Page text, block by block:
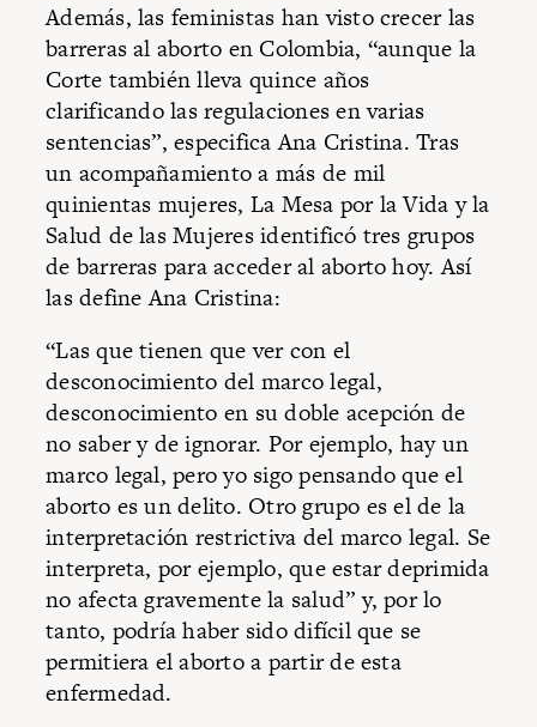
Además, las feministas han visto crecer las
barreras al aborto en Colombia, “aunque la
Corte también lleva quince años
clarificando las regulaciones en varias
sentencias”, especifica Ana Cristina. Tras
un acompañamiento a más de mil
quinientas mujeres, La Mesa por la Vida y la
Salud de las Mujeres identificó tres grupos
de barreras para acceder al aborto hoy. Así
las define Ana Cristina:
“Las que tienen que ver con el
desconocimiento del marco legal,
desconocimiento en su doble acepción de
no saber y de ignorar. Por ejemplo, hay un
marco legal, pero yo sigo pensando que el
aborto es un delito. Otro grupo es el de la
interpretación restrictiva del marco legal. Se
interpreta, por ejemplo, que estar deprimida
no afecta gravemente la salud” y, por lo
tanto, podría haber sido difícil que se
permitiera el aborto a partir de esta
enfermedad.